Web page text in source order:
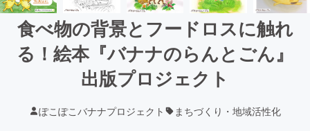
食べ物の背景とフードロスに触れ
る！絵本『バナナのらんとごん』
出版プロジェクト
ぽこぽこバナナプロジェクト まちづくり・地域活性化